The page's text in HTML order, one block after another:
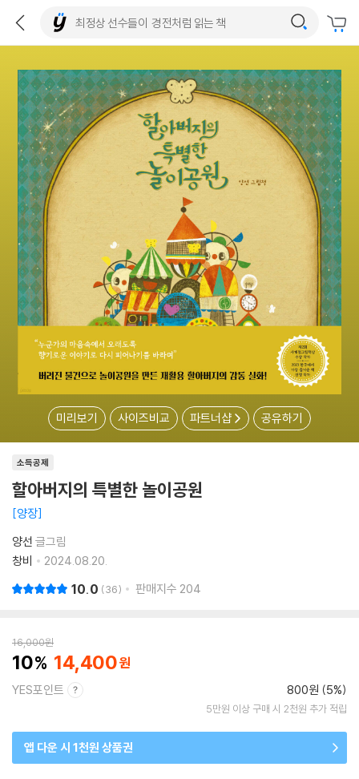
미리보기 사이즈비교 파트너샵 공유하기
소득공제
할아버지의 특별한 놀이공원
양장
양선 글그림
창비
2024.08.20.
10.0 36 판매지수 204
16,000원
10 14,400
YES포인트 800원 (5%)
5만원 이상 구매 시 2천원 추가 적립
앱 다운 시 1천원 상품권